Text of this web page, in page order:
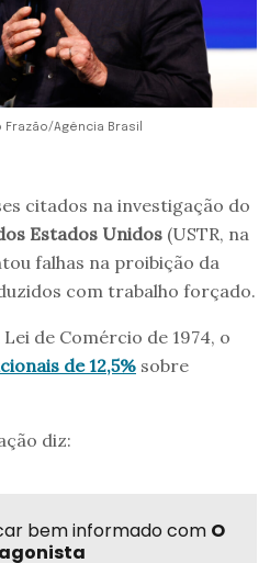
Frazão/Agência Brasil
citados na investigação do
Estados Unidos (USTR, na
falhas na proibição da
com trabalho forçado.
de Comércio de 1974, o
de 12,5% sobre
diz:
bem informado com O